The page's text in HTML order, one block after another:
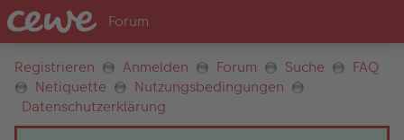
Registrieren Anmelden Forum Suche
FAQ
Netiquette
Nutzungsbedingungen
Datenschutzerklärung